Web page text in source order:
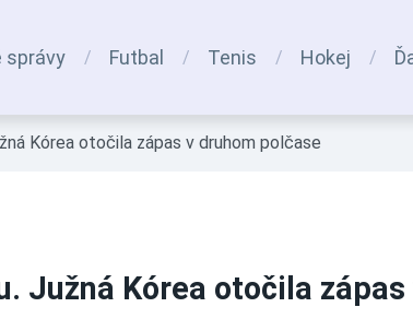
správy Futbal Tenis Hokej
Kórea otočila zápas v druhom polčase
Južná Kórea otočila